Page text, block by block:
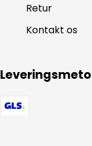
Retur
Kontakt os